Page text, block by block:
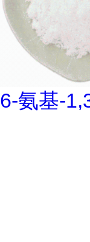
6-氨基-